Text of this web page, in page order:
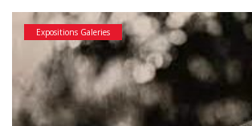
Expositions Galeries